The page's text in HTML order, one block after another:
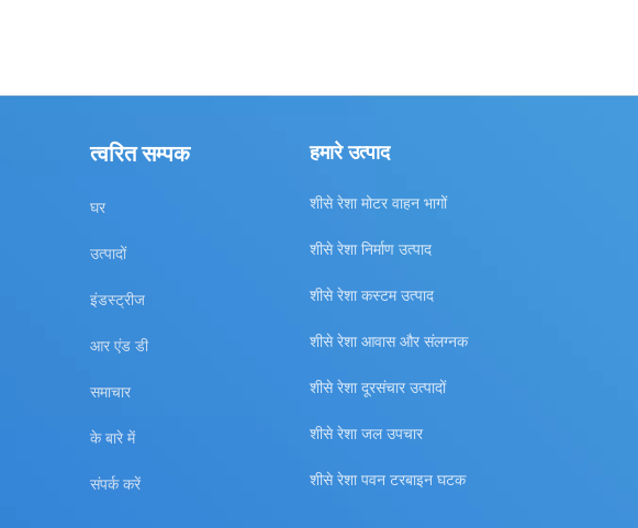
त्वरित सम्पक
घर
उत्पादों
इंडस्ट्रीज
आर एंड डी
समाचार
के बारे में
संपर्क करें
हमारे उत्पाद
शीसे रेशा मोटर वाहन भागों
शीसे रेशा निर्माण उत्पाद
शीसे रेशा कस्टम उत्पाद
शीसे रेशा आवास और संलग्नक
शीसे रेशा दूरसंचार उत्पादों
शीसे रेशा जल उपचार
शीसे रेशा पवन टरबाइन घटक